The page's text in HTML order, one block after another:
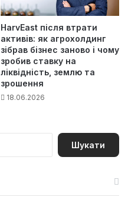
HarvEast після втрати
активів: як агрохолдинг
зібрав бізнес заново і чому
зробив ставку на
ліквідність, землю та
зрошення
18.06.2026
П